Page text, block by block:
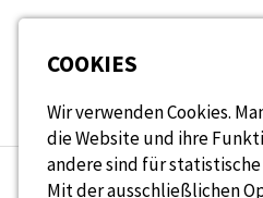
Seitenbereiche:
COOKIES
Wir verwenden Cookies.
die Website und ihre
andere sind für
Mit der ausschließlichen